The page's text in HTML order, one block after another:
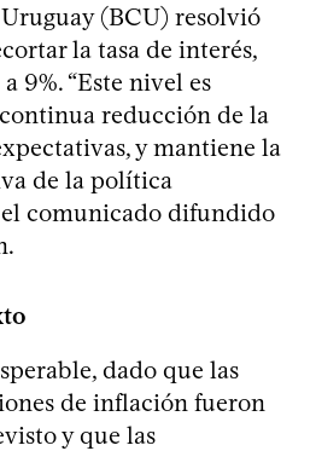
(BCU) resolvió
la tasa de interés,
9%. “Este nivel es
reducción de la
y mantiene la
de la política
el comunicado difundido
dado que las
de inflación fueron
y que las